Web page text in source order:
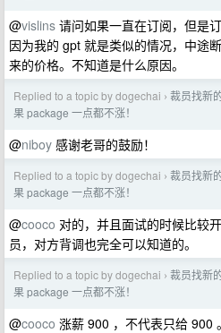
@vislins 请问如果一直在订阅，但是
因为我的 gpt 就是类似的情况，中途
来的价格。不知道是什么原因。
Replied to a topic by dogechai › 裁员找新
果 package 一点都不涨！
@niboy 感谢老哥的鼓励！
Replied to a topic by dogechai › 裁员找新
果 package 一点都不涨！
@cooco 对的，并且面试的时候比较
员，对方背调也完全可以知道的。
Replied to a topic by dogechai › 裁员找新
果 package 一点都不涨！
@cooco 涨薪 900 ，不代表只给 900